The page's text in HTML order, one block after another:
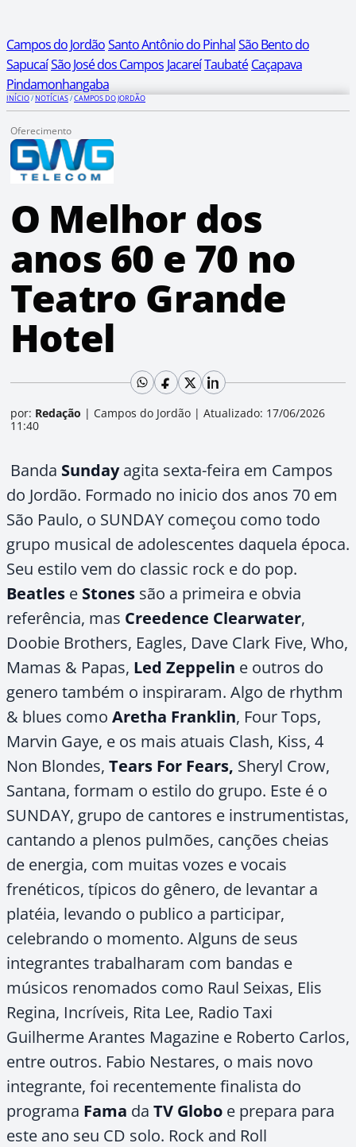
Campos do JordãoSanto Antônio do PinhalSão Bento do
SapucaíSão José dos Campos JacareíTaubaté Caçapava
Pindamonhangaba
INÍCIO/NOTÍCIAS/CAMPOS DO JORDÃO
Oferecimento
O Melhor dos
anos 60 e 70 no
Teatro Grande
Hotel
por: Redação | Campos do Jordão | Atualizado: 17/06/2026
11:40
Banda Sundayagita sexta-feira em Campos
do Jordão. Formado no inicio dos anos 70 em
São Paulo, o SUNDAY começou como todo
grupo musical de adolescentes daquela época.
Seu estilo vem do classic rock e do pop.
Beatles e Stones são a primeira e obvia
referência, mas Creedence Clearwater,
Doobie Brothers, Eagles, Dave Clark Five, Who,
Mamas & Papas, Led Zeppelin e outros do
genero também o inspiraram. Algo de rhythm
& blues como Aretha Franklin, Four Tops,
Marvin Gaye, e os mais atuais Clash, Kiss, 4
Non Blondes, Tears For Fears, Sheryl Crow,
Santana, formam o estilo do grupo. Este é o
SUNDAY, grupo de cantores e instrumentistas,
cantando a plenos pulmões, canções cheias
de energia, com muitas vozes e vocais
frenéticos, típicos do gênero, de levantar a
platéia, levando o publico a participar,
celebrando o momento. Alguns de seus
integrantes trabalharam com bandas e
músicos renomados como Raul Seixas, Elis
Regina, Incríveis, Rita Lee, Radio Taxi
Guilherme Arantes Magazine e Roberto Carlos,
entre outros. Fabio Nestares, o mais novo
integrante, foi recentemente finalista do
programa Fama da TV Globo e prepara para
este ano seu CD solo. Rock and Roll